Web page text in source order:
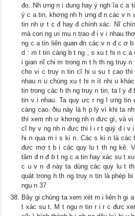
đo. Nh ưng n i dung hay ý ngh ĩa c a
ý c a tin, khơng nh h ưng đ n các v n
tin nh ư t c đ hay đ chính xác. Nĩ
mà con ng ưi mu n trao đ i v i nhau
ng c a tin liên quan đn các v n đ c ơ
d : m t tin càng b t ng , s xu t hi n c a
i gian nĩ chi m trong m t h th ng truy
cho vi c truy n tin cĩ hi u su t cao
nhau n u chúng xu t hi n ít nhi u
tin trong các h th ng truy n tin, ta l y đ
tin v i nhau. Ta quy ưc r ng l ưng tin
càng cao. ðiu này là h p lý vì khi ta
thì xem nh ư khơng nh n đưc gì, và
cĩ hy v ng nh n đưc thì l i r t quý đ i v
hi n qua m i s ki n. Các s ki n là các
đưc mơ t b i các quy lu t th ng kê.
tâm đ n đ b t ng c a tin hay xác su t
c u v n đ này ta dùng các quy lu t
quát trong h th ng truy n tin là phép
ngu n 37
Bây gi chúng ta xem xét m i liên h gi
t xác su t. M t ngu n tin r i r c đưc